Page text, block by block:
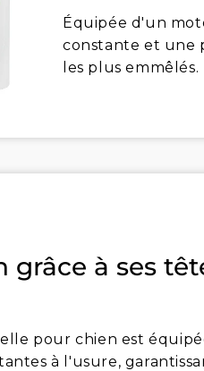
Équipée d'un
constante et une
les plus emmêlés.
grâce à ses
pour chien est
à l'usure,